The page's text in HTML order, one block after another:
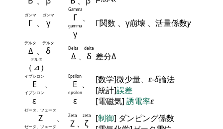
Γ
ガンマ
、 γ
ガンマ Γ
Gamma
、
γ
gamma Γ関数 、γ崩壊 、活量係数γ
Δ
デルタ
、 δ
デルタ
（ ⊿
デルタ
）
Δ
Delta
、 δ
delta
差分Δ
Ε
イプシロン
、
ε
イプシロン
Ε
Epsilon
、
ε
epsilon
[数学]微少量、 ε-δ論法
[統計]誤差
[電磁気] 誘電率ε
Ζ
ゼータ、ツェータ
、
ゼータ、ツェータ Ζ
Zeta
、 ζ
zeta [制御] ダンピング係数